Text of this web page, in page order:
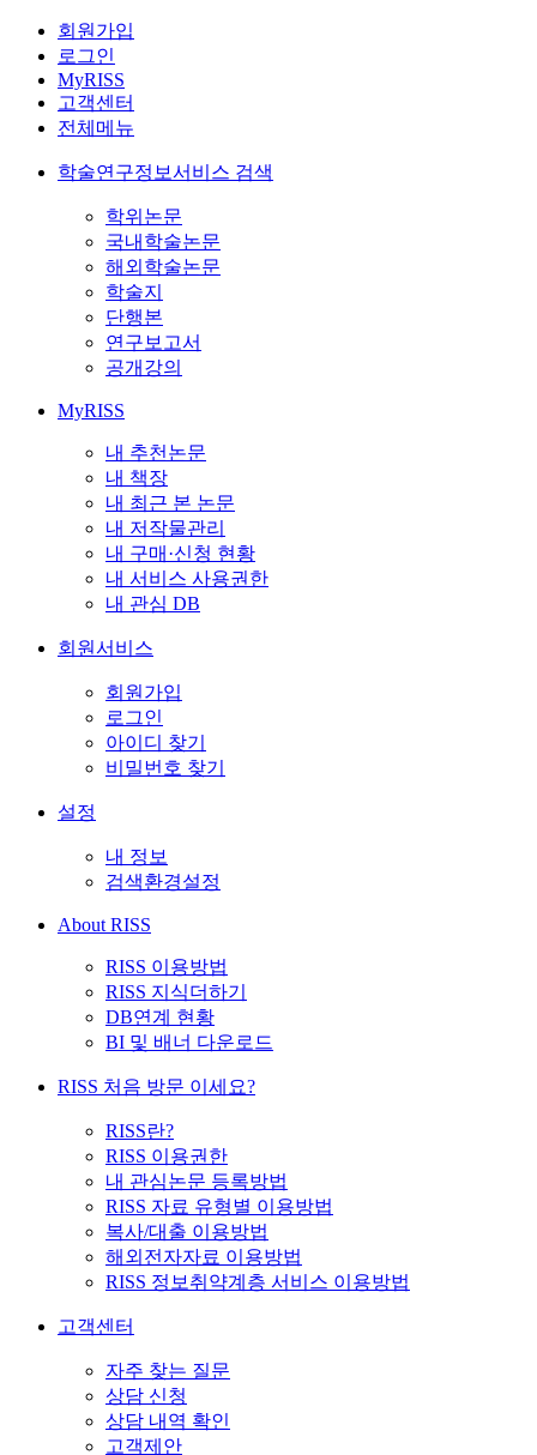
회원가입
로그인
MyRISS
고객센터
전체메뉴
학술연구정보서비스 검색
학위논문
국내학술논문
해외학술논문
학술지
단행본
연구보고서
공개강의
MyRISS
내 추천논문
내 책장
내 최근 본 논문
내 저작물관리
내 구매·신청 현황
내 서비스 사용권한
내 관심 DB
회원서비스
회원가입
로그인
아이디 찾기
비밀번호 찾기
설정
내 정보
검색환경설정
About RISS
RISS 이용방법
RISS 지식더하기
DB연계 현황
BI 및 배너 다운로드
RISS 처음 방문 이세요?
RISS란?
RISS 이용권한
내 관심논문 등록방법
RISS 자료 유형별 이용방법
복사/대출 이용방법
해외전자자료 이용방법
RISS 정보취약계층 서비스 이용방법
고객센터
자주 찾는 질문
상담 신청
상담 내역 확인
고객제안